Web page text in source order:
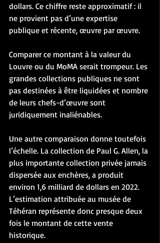
dollars. Ce chiffre reste approximatif : il
ne provient pas d’une expertise
publique et récente, œuvre par œuvre.
Comparer ce montant à la valeur du
Louvre ou du MoMA serait trompeur. Les
grandes collections publiques ne sont
pas destinées à être liquidées et nombre
de leurs chefs-d’œuvre sont
juridiquement inaliénables.
Une autre comparaison donne toutefois
l’échelle. La collection de Paul G. Allen, la
plus importante collection privée jamais
dispersée aux enchères, a produit
environ 1,6 milliard de dollars en 2022.
L’estimation attribuée au musée de
Téhéran représente donc presque deux
fois le montant de cette vente
historique.